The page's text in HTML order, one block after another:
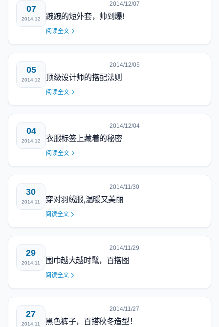
07
2014.12
2014/12/07
跩跩的短外套，帅到爆!
阅读全文
05
2014.12
2014/12/05
顶级设计师的搭配法则
阅读全文
04
2014.12
2014/12/04
衣服标签上藏着的秘密
阅读全文
30
2014.11
2014/11/30
穿对羽绒服,温暖又美丽
阅读全文
29
2014.11
2014/11/29
围巾越大越时髦，百搭图
阅读全文
27
2014.11
2014/11/27
黑色裤子，百搭秋冬造型！